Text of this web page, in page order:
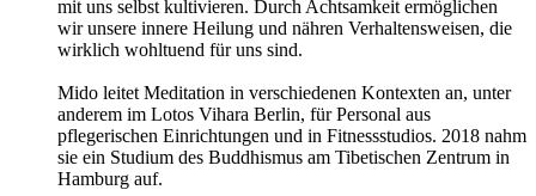
mit uns selbst kultivieren. Durch Achtsamkeit ermöglichen
wir unsere innere Heilung und nähren Verhaltensweisen, die
wirklich wohltuend für uns sind.
Mido leitet Meditation in verschiedenen Kontexten an, unter
anderem im Lotos Vihara Berlin, für Personal aus
pflegerischen Einrichtungen und in Fitnessstudios. 2018 nahm
sie ein Studium des Buddhismus am Tibetischen Zentrum in
Hamburg auf.